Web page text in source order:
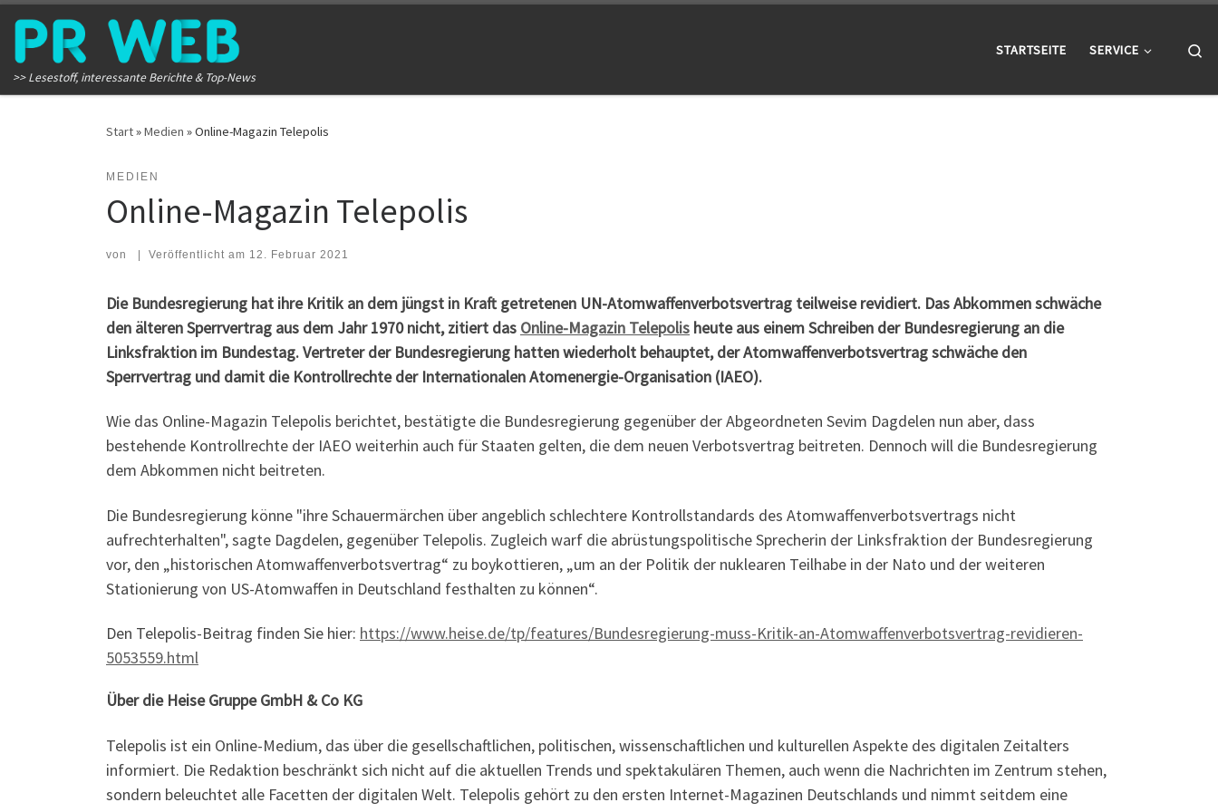
Zum Inhalt springen
>> Lesestoff, interessante Berichte & Top-News
STARTSEITE SERVICE
Start»Medien »Online-Magazin Telepolis
MEDIEN
Online-Magazin Telepolis
von | Veröffentlicht am 12. Februar 2021
Die Bundesregierung hat ihre Kritik an dem jüngst in Kraft getretenen UN-Atomwaffenverbotsvertrag teilweise revidiert. Das Abkommen schwäche
den älteren Sperrvertrag aus dem Jahr 1970 nicht, zitiert das Online-Magazin Telepolis heute aus einem Schreiben der Bundesregierung an die
Linksfraktion im Bundestag. Vertreter der Bundesregierung hatten wiederholt behauptet, der Atomwaffenverbotsvertrag schwäche den
Sperrvertrag und damit die Kontrollrechte der Internationalen Atomenergie-Organisation (IAEO).
Wie das Online-Magazin Telepolis berichtet, bestätigte die Bundesregierung gegenüber der Abgeordneten Sevim Dagdelen nun aber, dass
bestehende Kontrollrechte der IAEO weiterhin auch für Staaten gelten, die dem neuen Verbotsvertrag beitreten. Dennoch will die Bundesregierung
dem Abkommen nicht beitreten.
Die Bundesregierung könne "ihre Schauermärchen über angeblich schlechtere Kontrollstandards des Atomwaffenverbotsvertrags nicht
aufrechterhalten", sagte Dagdelen, gegenüber Telepolis. Zugleich warf die abrüstungspolitische Sprecherin der Linksfraktion der Bundesregierung
vor, den „historischen Atomwaffenverbotsvertrag“ zu boykottieren, „um an der Politik der nuklearen Teilhabe in der Nato und der weiteren
Stationierung von US-Atomwaffen in Deutschland festhalten zu können“.
Den Telepolis-Beitrag finden Sie hier: https://www.heise.de/tp/features/Bundesregierung-muss-Kritik-an-Atomwaffenverbotsvertrag-revidieren-
5053559.html
Über die Heise Gruppe GmbH & Co KG
Telepolis ist ein Online-Medium, das über die gesellschaftlichen, politischen, wissenschaftlichen und kulturellen Aspekte des digitalen Zeitalters
informiert. Die Redaktion beschränkt sich nicht auf die aktuellen Trends und spektakulären Themen, auch wenn die Nachrichten im Zentrum stehen,
sondern beleuchtet alle Facetten der digitalen Welt. Telepolis gehört zu den ersten Internet-Magazinen Deutschlands und nimmt seitdem eine